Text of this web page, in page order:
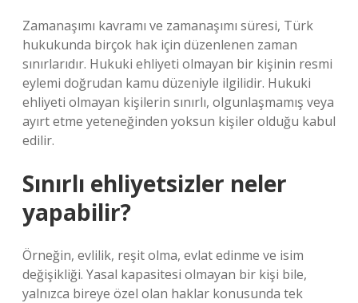
Zamanaşımı kavramı ve zamanaşımı süresi, Türk
hukukunda birçok hak için düzenlenen zaman
sınırlarıdır. Hukuki ehliyeti olmayan bir kişinin resmi
eylemi doğrudan kamu düzeniyle ilgilidir. Hukuki
ehliyeti olmayan kişilerin sınırlı, olgunlaşmamış veya
ayırt etme yeteneğinden yoksun kişiler olduğu kabul
edilir.
Sınırlı ehliyetsizler neler
yapabilir?
Örneğin, evlilik, reşit olma, evlat edinme ve isim
değişikliği. Yasal kapasitesi olmayan bir kişi bile,
yalnızca bireye özel olan haklar konusunda tek